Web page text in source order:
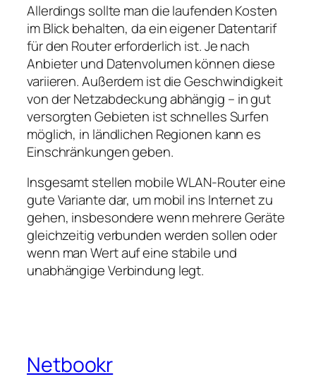
Allerdings sollte man die laufenden Kosten
im Blick behalten, da ein eigener Datentarif
für den Router erforderlich ist. Je nach
Anbieter und Datenvolumen können diese
variieren. Außerdem ist die Geschwindigkeit
von der Netzabdeckung abhängig – in gut
versorgten Gebieten ist schnelles Surfen
möglich, in ländlichen Regionen kann es
Einschränkungen geben.
Insgesamt stellen mobile WLAN‑Router eine
gute Variante dar, um mobil ins Internet zu
gehen, insbesondere wenn mehrere Geräte
gleichzeitig verbunden werden sollen oder
wenn man Wert auf eine stabile und
unabhängige Verbindung legt.
Netbookr